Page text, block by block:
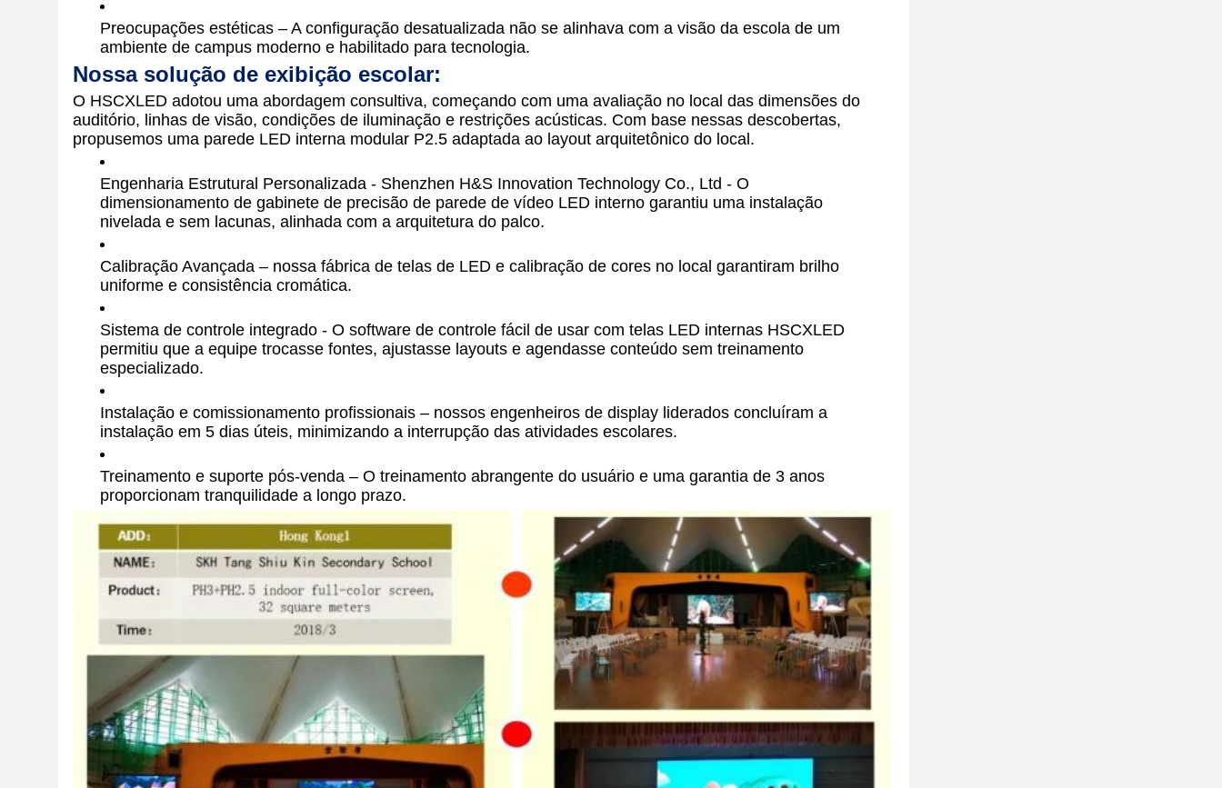
Preocupações estéticas – A configuração desatualizada não se alinhava com a visão da escola de um
ambiente de campus moderno e habilitado para tecnologia.
Nossa solução de exibição escolar:
O HSCXLED adotou uma abordagem consultiva, começando com uma avaliação no local das dimensões do
auditório, linhas de visão, condições de iluminação e restrições acústicas. Com base nessas descobertas,
propusemos uma parede LED interna modular P2.5 adaptada ao layout arquitetônico do local.
Engenharia Estrutural Personalizada - Shenzhen H&S Innovation Technology Co., Ltd - O
dimensionamento de gabinete de precisão de parede de vídeo LED interno garantiu uma instalação
nivelada e sem lacunas, alinhada com a arquitetura do palco.
Calibração Avançada – nossa fábrica de telas de LED e calibração de cores no local garantiram brilho
uniforme e consistência cromática.
Sistema de controle integrado - O software de controle fácil de usar com telas LED internas HSCXLED
permitiu que a equipe trocasse fontes, ajustasse layouts e agendasse conteúdo sem treinamento
especializado.
Instalação e comissionamento profissionais – nossos engenheiros de display liderados concluíram a
instalação em 5 dias úteis, minimizando a interrupção das atividades escolares.
Treinamento e suporte pós-venda – O treinamento abrangente do usuário e uma garantia de 3 anos
proporcionam tranquilidade a longo prazo.